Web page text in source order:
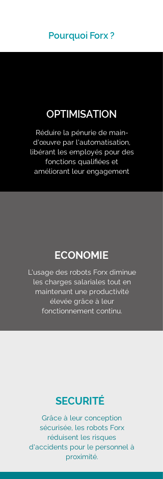
Pourquoi Forx ?
OPTIMISATION
Réduire la pénurie de main-
d'œuvre par l'automatisation,
libérant les employés pour des
fonctions qualifiées et
améliorant leur engagement
ECONOMIE
L'usage des robots Forx diminue
les charges salariales tout en
maintenant une productivité
élevée grâce à leur
fonctionnement continu.
SECURITÉ
Grâce à leur conception
sécurisée, les robots Forx
réduisent les risques
d'accidents pour le personnel à
proximité.